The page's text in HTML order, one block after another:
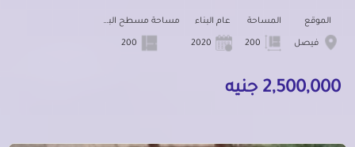
الموقع
فيصل
المساحة عام البناء مساحة مسطح البناء
2,500,000 جنيه